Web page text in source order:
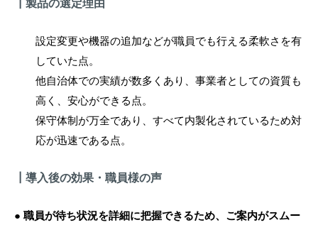
┃製品の選定理由
設定変更や機器の追加などが職員でも行える柔軟さを有
していた点。
他自治体での実績が数多くあり、事業者としての資質も
高く、安心ができる点。
保守体制が万全であり、すべて内製化されているため対
応が迅速である点。
┃導入後の効果・職員様の声
● 職員が待ち状況を詳細に把握できるため、ご案内がスムー